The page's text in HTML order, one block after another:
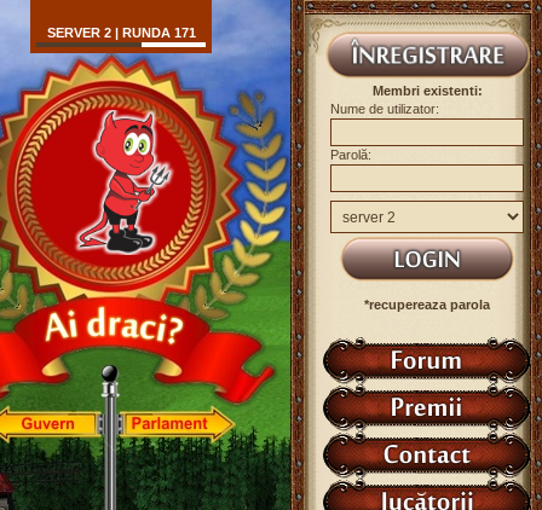
SERVER 2 | RUNDA 171
Membri existenti:
Nume de utilizator:
Parolă:
*recupereaza parola